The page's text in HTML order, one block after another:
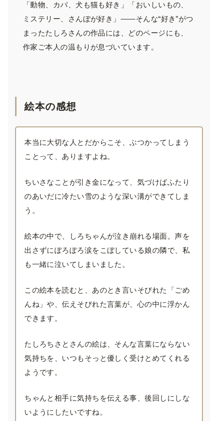
「動物、カバ、犬も猫も好き」「おいしいもの、
ミステリー、さんぽが好き」――そんな“好き”がつ
まったたしろさんの作品には、どのページにも、
作家ご本人の温もりが息づいています。
絵本の感想
本当に大切な人とだからこそ、ぶつかってしまう
ことって、ありますよね。
ちいさなことが引き金になって、気づけばふたり
のあいだに冷たい雪のような深い溝ができてしま
う。
絵本の中で、しろちゃんが泣き崩れる場面。声を
出さずにぽろぽろ涙をこぼしている娘の隣で、私
も一緒に泣いてしまいました。
この絵本を読むと、あのとき言いそびれた「ごめ
んね」や、伝えそびれた言葉が、心の中に浮かん
できます。
たしろちさとさんの絵は、そんな言葉にならない
気持ちを、いつもそっと優しく受けとめてくれる
ようです。
ちゃんと相手に気持ちを伝える事、後回しにしな
いようにしたいですね。